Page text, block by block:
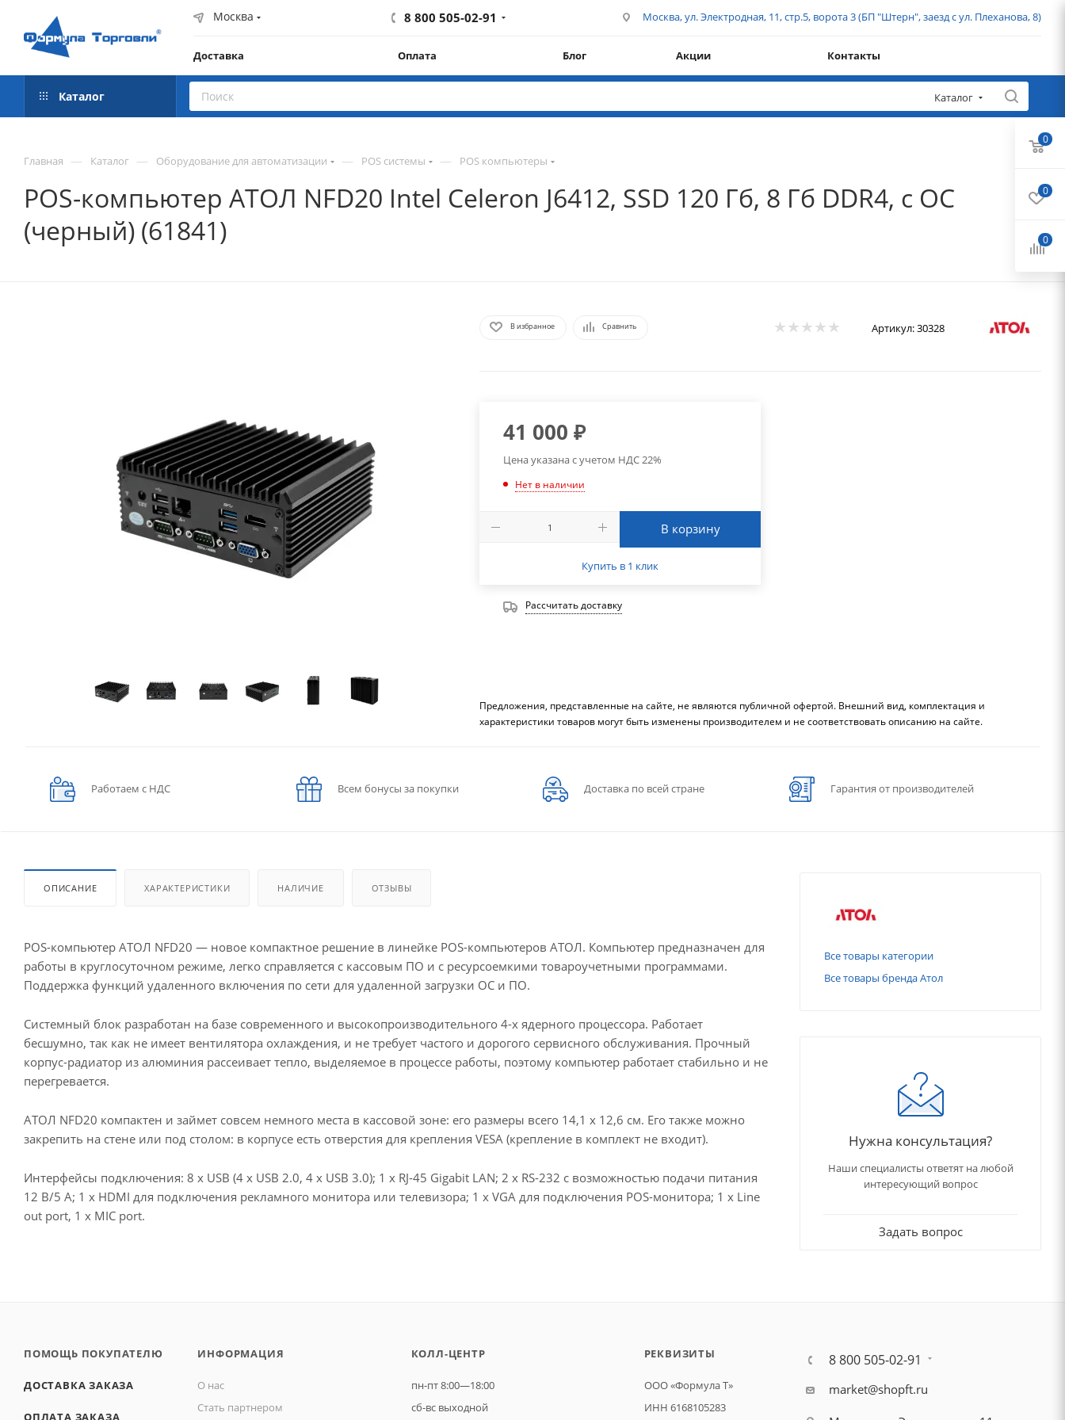
Москва 8 800 505-02-91 Москва, ул. Электродная, 11, стр.5, ворота 3 (БП "Штерн", заезд с ул. Плеханова, 8)
Доставка Оплата Блог Акции Контакты
Каталог Каталог
Главная — Каталог — Оборудование для автоматизации — POS системы — POS компьютеры
POS-компьютер АТОЛ NFD20 Intel Celeron J6412, SSD 120 Гб, 8 Гб DDR4, с ОС
(черный) (61841)
В избранное Сравнить Артикул:30328
41 000 ₽
Цена указана с учетом НДС 22%
Нет в наличии
В корзину
Купить в 1 клик
Рассчитать доставку
Предложения, представленные на сайте, не являются публичной офертой. Внешний вид, комплектация и
характеристики товаров могут быть изменены производителем и не соответствовать описанию на сайте.
Работаем с НДС Всем бонусы за покупки Доставка по всей стране Гарантия от производителей
ОПИСАНИЕ ХАРАКТЕРИСТИКИ НАЛИЧИЕ ОТЗЫВЫ
POS-компьютер АТОЛ NFD20 — новое компактное решение в линейке POS-компьютеров АТОЛ. Компьютер предназначен для
работы в круглосуточном режиме, легко справляется с кассовым ПО и с ресурсоемкими товароучетными программами.
Поддержка функций удаленного включения по сети для удаленной загрузки ОС и ПО.
Системный блок разработан на базе современного и высокопроизводительного 4-х ядерного процессора. Работает
бесшумно, так как не имеет вентилятора охлаждения, и не требует частого и дорогого сервисного обслуживания. Прочный
корпус-радиатор из алюминия рассеивает тепло, выделяемое в процессе работы, поэтому компьютер работает стабильно и не
перегревается.
АТОЛ NFD20 компактен и займет совсем немного места в кассовой зоне: его размеры всего 14,1 х 12,6 см. Его также можно
закрепить на стене или под столом: в корпусе есть отверстия для крепления VESA (крепление в комплект не входит).
Интерфейсы подключения: 8 х USB (4 х USB 2.0, 4 x USB 3.0); 1 х RJ-45 Gigabit LAN; 2 х RS-232 с возможностью подачи питания
12 В/5 А; 1 x HDMI для подключения рекламного монитора или телевизора; 1 x VGA для подключения POS-монитора; 1 х Line
out port, 1 х MIC port.
Все товары категории
Все товары бренда Атол
Нужна консультация?
Наши специалисты ответят на любой
интересующий вопрос
Задать вопрос
ПОМОЩЬ ПОКУПАТЕЛЮ
ДОСТАВКА ЗАКАЗА
ОПЛАТА ЗАКАЗА
ИНФОРМАЦИЯ
О нас
Стать партнером
КОЛЛ-ЦЕНТР
пн-пт 8:00—18:00
сб-вс выходной
РЕКВИЗИТЫ
ООО «Формула Т»
ИНН 6168105283
8 800 505-02-91
market@shopft.ru
0
0
0